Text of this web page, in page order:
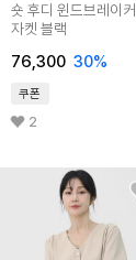
숏 후디 윈드브레이커
자켓 블랙
76,300 30%
쿠폰
2